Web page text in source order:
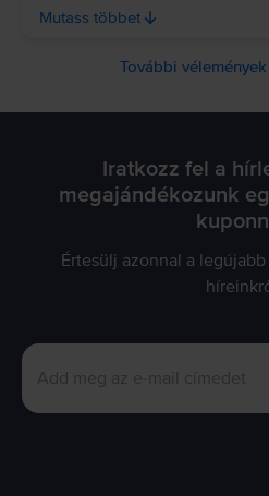
előtt töltésre lehet szükség.
Mutass többet
További
Iratkozz fel a
megajándékozunk
Értesülj azonnal a